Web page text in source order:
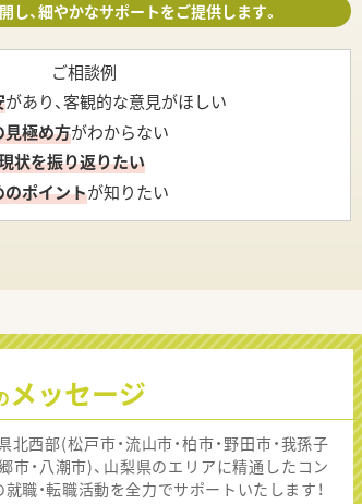
し、細やかなサポートをご提供します。
ご相談例
があり、客観的な意見がほしい
極め方がわからない
状を振り返りたい
ポイントが知りたい
メッセージ
北西部(松戸市・流山市・柏市・野田市・我孫子
市・八潮市)、山梨県のエリアに精通したコン
職・転職活動を全力でサポートいたします！